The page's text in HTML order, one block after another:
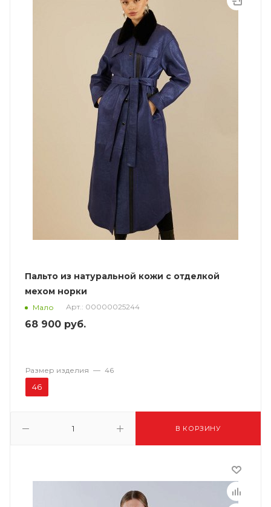
Пальто из натуральной кожи с отделкой
мехом норки
Мало Арт.: 00000025244
68 900 руб.
В КОРЗИНУ
Размер изделия — 46
46